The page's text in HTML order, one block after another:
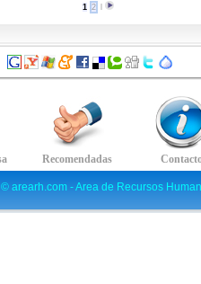
1 2
© arearh.com - Area de Recursos